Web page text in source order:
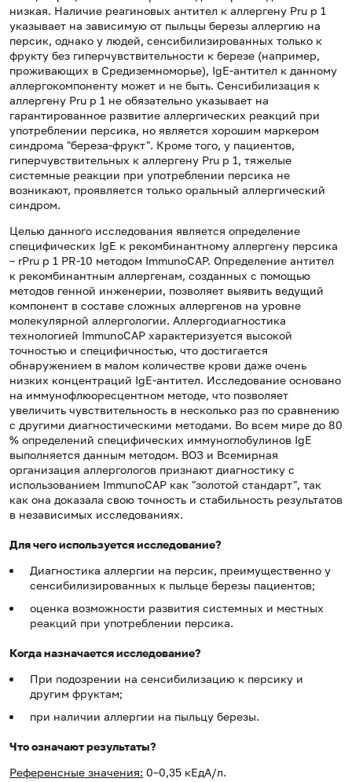
низкая. Наличие реагиновых антител к аллергену Pru p 1
указывает на зависимую от пыльцы березы аллергию на
персик, однако у людей, сенсибилизированных только к
фрукту без гиперчувствительности к березе (например,
проживающих в Средиземноморье), IgE-антител к данному
аллергокомпоненту может и не быть. Сенсибилизация к
аллергену Pru p 1 не обязательно указывает на
гарантированное развитие аллергических реакций при
употреблении персика, но является хорошим маркером
синдрома "береза-фрукт". Кроме того, у пациентов,
гиперчувствительных к аллергену Pru p 1, тяжелые
системные реакции при употреблении персика не
возникают, проявляется только оральный аллергический
синдром.
Целью данного исследования является определение
специфических IgE к рекомбинантному аллергену персика
– rPru p 1 PR-10 методом ImmunoCAP. Определение антител
к рекомбинантным аллергенам, созданных с помощью
методов генной инженерии, позволяет выявить ведущий
компонент в составе сложных аллергенов на уровне
молекулярной аллергологии. Аллергодиагностика
технологией ImmunoCAP характеризуется высокой
точностью и специфичностью, что достигается
обнаружением в малом количестве крови даже очень
низких концентраций IgE-антител. Исследование основано
на иммунофлюоресцентном методе, что позволяет
увеличить чувствительность в несколько раз по сравнению
с другими диагностическими методами. Во всем мире до 80
% определений специфических иммуноглобулинов IgE
выполняется данным методом. ВОЗ и Всемирная
организация аллергологов признают диагностику с
использованием ImmunoCAP как "золотой стандарт", так
как она доказала свою точность и стабильность результатов
в независимых исследованиях.
Для чего используется исследование?
Диагностика аллергии на персик, преимущественно у
сенсибилизированных к пыльце березы пациентов;
оценка возможности развития системных и местных
реакций при употреблении персика.
Когда назначается исследование?
При подозрении на сенсибилизацию к персику и
другим фруктам;
при наличии аллергии на пыльцу березы.
Что означают результаты?
Референсные значения: 0–0,35 кЕдА/л.